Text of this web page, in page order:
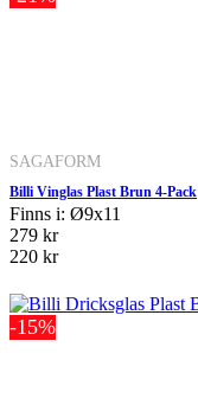
SAGAFORM
Billi Vinglas Plast Brun 4-Pack
Finns i: Ø9x11
279 kr
220 kr
-15%